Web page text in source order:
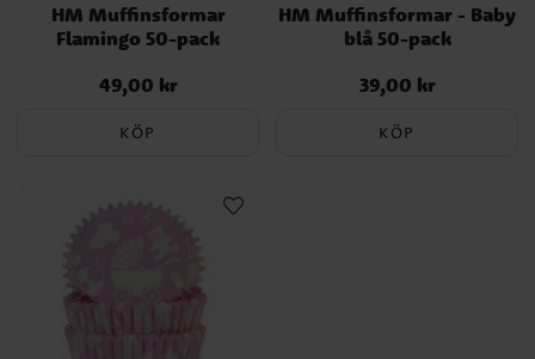
HM Muffinsformar
Flamingo 50-pack
Pris:49,00 kr
49,00 kr
KÖP
HM Muffinsformar - Baby
blå 50-pack
Pris:39,00 kr
39,00 kr
KÖP